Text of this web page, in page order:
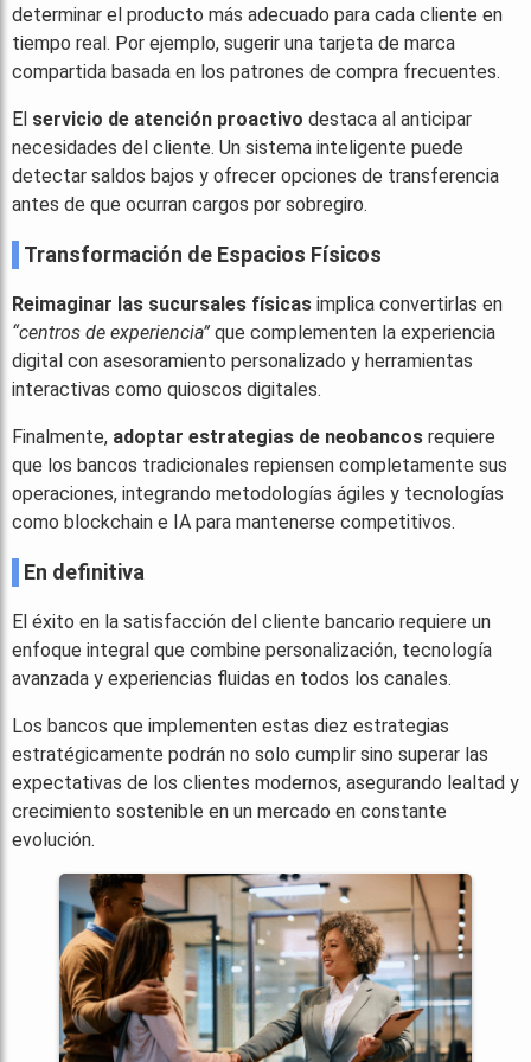
determinar el producto más adecuado para cada cliente en
tiempo real. Por ejemplo, sugerir una tarjeta de marca
compartida basada en los patrones de compra frecuentes.
El servicio de atención proactivo destaca al anticipar
necesidades del cliente. Un sistema inteligente puede
detectar saldos bajos y ofrecer opciones de transferencia
antes de que ocurran cargos por sobregiro.
Transformación de Espacios Físicos
Reimaginar las sucursales físicas implica convertirlas en
“centros de experiencia” que complementen la experiencia
digital con asesoramiento personalizado y herramientas
interactivas como quioscos digitales.
Finalmente, adoptar estrategias de neobancos requiere
que los bancos tradicionales repiensen completamente sus
operaciones, integrando metodologías ágiles y tecnologías
como blockchain e IA para mantenerse competitivos.
En definitiva
El éxito en la satisfacción del cliente bancario requiere un
enfoque integral que combine personalización, tecnología
avanzada y experiencias fluidas en todos los canales.
Los bancos que implementen estas diez estrategias
estratégicamente podrán no solo cumplir sino superar las
expectativas de los clientes modernos, asegurando lealtad y
crecimiento sostenible en un mercado en constante
evolución.